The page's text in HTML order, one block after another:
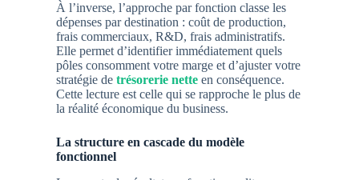
À l’inverse, l’approche par fonction classe les
dépenses par destination : coût de production,
frais commerciaux, R&D, frais administratifs.
Elle permet d’identifier immédiatement quels
pôles consomment votre marge et d’ajuster votre
stratégie de trésorerie nette en conséquence.
Cette lecture est celle qui se rapproche le plus de
la réalité économique du business.
La structure en cascade du modèle
fonctionnel